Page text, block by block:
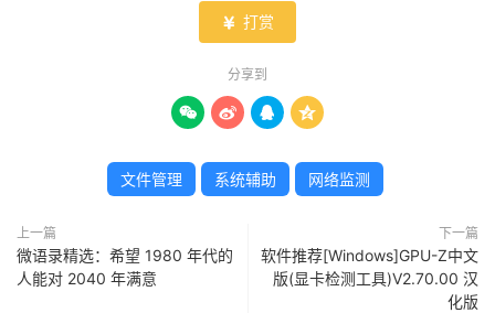
 打赏
分享到
   
文件管理 系统辅助 网络监测
上一篇
微语录精选：希望 1980 年代的
人能对 2040 年满意
下一篇
软件推荐[Windows]GPU-Z中文
版(显卡检测工具)V2.70.00 汉
化版